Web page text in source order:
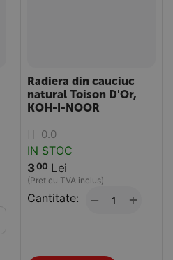
Radiera din cauciuc
natural Toison D'Or,
KOH-I-NOOR
0.0
IN STOC
300 Lei
(Pret cu TVA inclus)
Cantitate: +
−